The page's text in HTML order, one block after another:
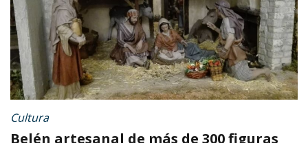
Cultura
Belén artesanal de más de 300 figuras